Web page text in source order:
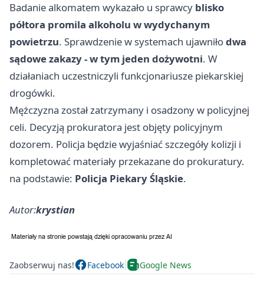
Badanie alkomatem wykazało u sprawcy blisko
półtora promila alkoholu w wydychanym
powietrzu. Sprawdzenie w systemach ujawniłodwa
sądowe zakazy - w tym jeden dożywotni. W
działaniach uczestniczyli funkcjonariusze piekarskiej
drogówki.
Mężczyzna został zatrzymany i osadzony w policyjnej
celi. Decyzją prokuratora jest objęty policyjnym
dozorem. Policja będzie wyjaśniać szczegóły kolizji i
kompletować materiały przekazane do prokuratury.
na podstawie: Policja Piekary Śląskie.
Autor:krystian
Zaobserwuj nas! Facebook Google News